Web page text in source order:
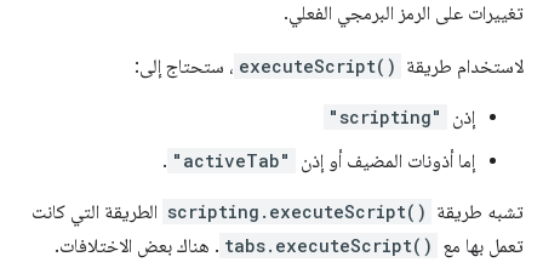
تغييرات على الرمز البرمجي الفعلي.
لاستخدام طريقة executeScript() ، ستحتاج إلى:
إذن "scripting"
إما أذونات المضيف أو إذن "activeTab"
.
تشبه طريقة scripting.executeScript() الطريقة التي كانت
تعمل بها مع tabs.executeScript() . هناك بعض الاختلافات.